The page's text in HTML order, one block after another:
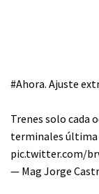
#Ahora. Ajuste
Trenes solo cada
terminales última
pic.twitter.com/
— Mag Jorge